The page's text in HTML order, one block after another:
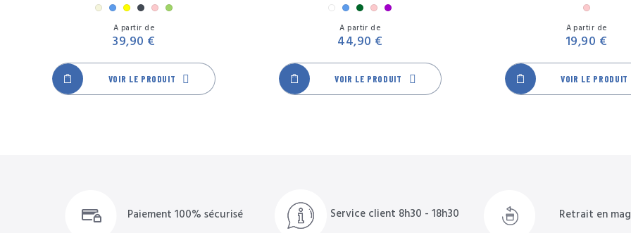
Beige
BleuJaune
NoirRoseVert
A partir de
39,90 €
VOIR LE PRODUIT
Blanc
BleuCamouflage
RoseViolet
A partir de
44,90 €
VOIR LE PRODUIT
Rose
A partir de
19,90 €
VOIR LE PRODUIT
Paiement 100% sécurisé Service client 8h30 - 18h30 Retrait en